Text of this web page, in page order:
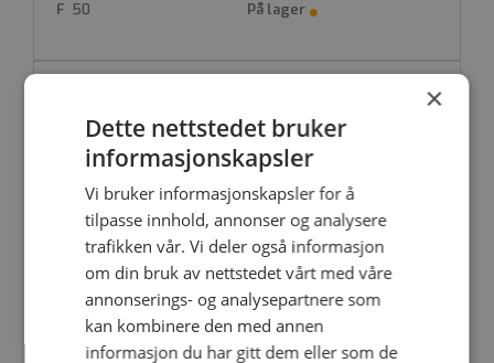
50
1475858
65
75
10
131.5
110
160
8.3
65
M1BEU-E-090
1475855
80
×
Dette nettstedet bruker
informasjonskapsler
Vi bruker informasjonskapsler for å
tilpasse innhold, annonser og analysere
trafikken vår. Vi deler også informasjon
om din bruk av nettstedet vårt med våre
annonserings- og analysepartnere som
kan kombinere den med annen
informasjon du har gitt dem eller som de